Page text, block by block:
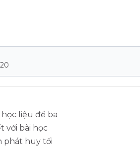
học liệu để ba
với bài học
phát huy tối